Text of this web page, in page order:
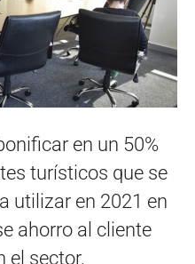
en un 50%
turísticos que se
utilizar en 2021 en
ahorro al cliente
el sector.